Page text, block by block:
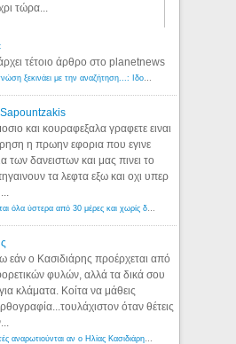
τώρα...
τέτοιο άρθρο στο planetnews
Λόγιος Ερμής | Η γνώση ξεκινάει με την αναζήτηση...: Ιδού οι 18 που χρωστούν 11 δις ευρώ!
και κουραφεξαλα γραφετε ειναι
η πρωην εφορια που εγινε
των δανειστων και μας πινει το
τα λεφτα εξω και οχι υπερ
Εφορία: Κατάσχονται όλα ύστερα από 30 μέρες και χωρίς δικαστικές αποφάσεις - Λόγιος Ερμής
εάν ο Κασιδιάρης προέρχεται από
φυλών, αλλά τα δικά σου
για κλάματα. Κοίτα να μάθεις
όταν θέτεις
Αμερικανοί ρατσιστές αναρωτιούνται αν ο Ηλίας Κασιδιάρης ανήκει στη λευκή φυλή... - Λόγιος Ερμής